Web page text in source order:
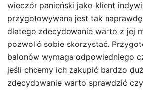
wieczór panieński jako klient
przygotowywana jest tak
dlatego zdecydowanie warto z jej
pozwolić sobie skorzystać.
balonów wymaga odpowiedniego
jeśli chcemy ich zakupić bardzo
zdecydowanie warto sprawdzić